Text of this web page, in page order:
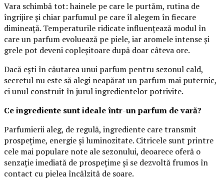
Vara schimbă tot: hainele pe care le purtăm, rutina de
îngrijire și chiar parfumul pe care îl alegem în fiecare
dimineață. Temperaturile ridicate influențează modul în
care un parfum evoluează pe piele, iar aromele intense și
grele pot deveni copleșitoare după doar câteva ore.
Dacă ești în căutarea unui parfum pentru sezonul cald,
secretul nu este să alegi neapărat un parfum mai puternic,
ci unul construit în jurul ingredientelor potrivite.
Ce ingrediente sunt ideale într-un parfum de vară?
Parfumierii aleg, de regulă, ingrediente care transmit
prospețime, energie și luminozitate. Citricele sunt printre
cele mai populare note ale sezonului, deoarece oferă o
senzație imediată de prospețime și se dezvoltă frumos în
contact cu pielea încălzită de soare.